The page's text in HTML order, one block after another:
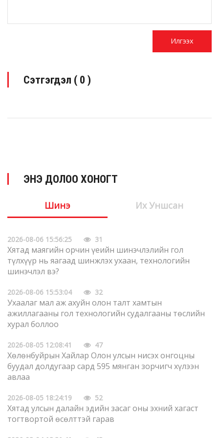
Сэтгэгдэл ( 0 )
ЭНЭ ДОЛОО ХОНОГТ
Шинэ Их Уншсан
2026-08-06 15:56:25 31
Хятад маягийн орчин үеийн шинэчлэлийн гол
түлхүүр нь яагаад шинжлэх ухаан, технологийн
шинэчлэл вэ?
2026-08-06 15:53:04 32
Ухаалаг мал аж ахуйн олон талт хамтын
ажиллагааны гол технологийн судалгааны төслийн
хурал боллоо
2026-08-05 12:08:41 47
Хөлөнбуйрын Хайлар Олон улсын нисэх онгоцны
буудал долдугаар сард 595 мянган зорчигч хүлээн
авлаа
2026-08-05 18:24:19 52
Хятад улсын далайн эдийн засаг оны эхний хагаст
тогтвортой өсөлттэй гарав